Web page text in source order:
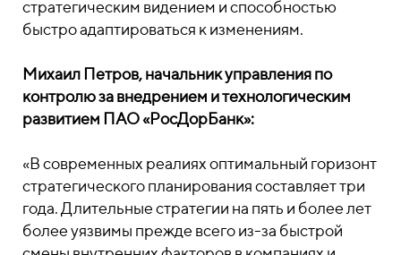
стратегическим видением и способностью
быстро адаптироваться к изменениям.
Михаил Петров, начальник управления по
контролю за внедрением и технологическим
развитием ПАО «РосДорБанк»:
«В современных реалиях оптимальный горизонт
стратегического планирования составляет три
года. Длительные стратегии на пять и более лет
более уязвимы прежде всего из-за быстрой